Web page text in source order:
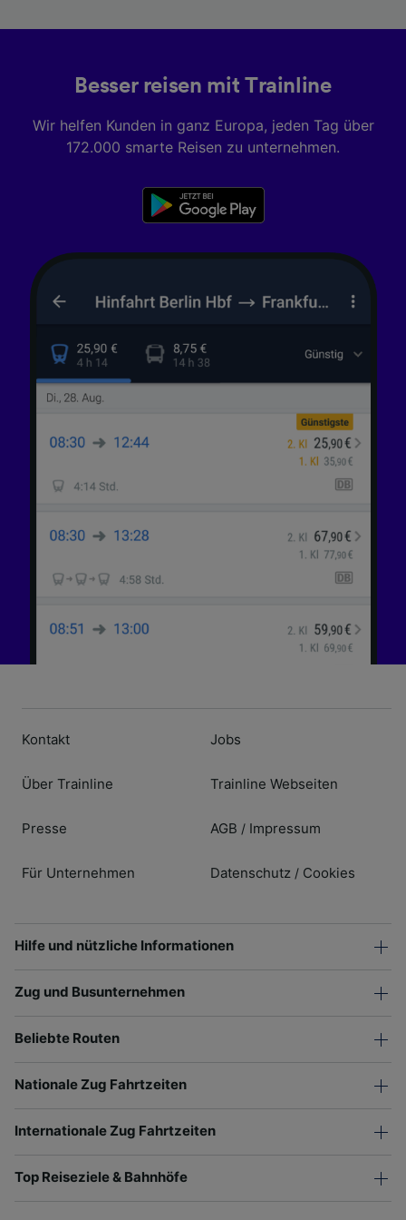
Besser reisen mit Trainline
Wir helfen Kunden in ganz Europa, jeden Tag über
172.000 smarte Reisen zu unternehmen.
Kontakt
Über Trainline
Presse
Für Unternehmen
Jobs
Trainline Webseiten
AGB / Impressum
Datenschutz / Cookies
Hilfe und nützliche Informationen
Zug und Busunternehmen
Beliebte Routen
Nationale Zug Fahrtzeiten
Internationale Zug Fahrtzeiten
Top Reiseziele & Bahnhöfe